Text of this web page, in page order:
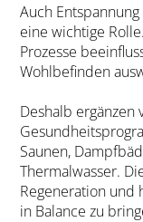
Auch
eine wichtige
Prozesse
Wohlbefinden
Deshalb ergänzen
Saunen,
Thermalwasser.
Regeneration und
in Balance zu